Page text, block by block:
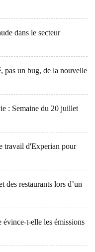
dans le secteur
pas un bug, de la nouvelle
: Semaine du 20 juillet
travail d'Experian pour
des restaurants lors d’un
t-elle les émissions